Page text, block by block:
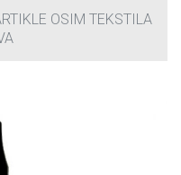
OSIM TEKSTILA